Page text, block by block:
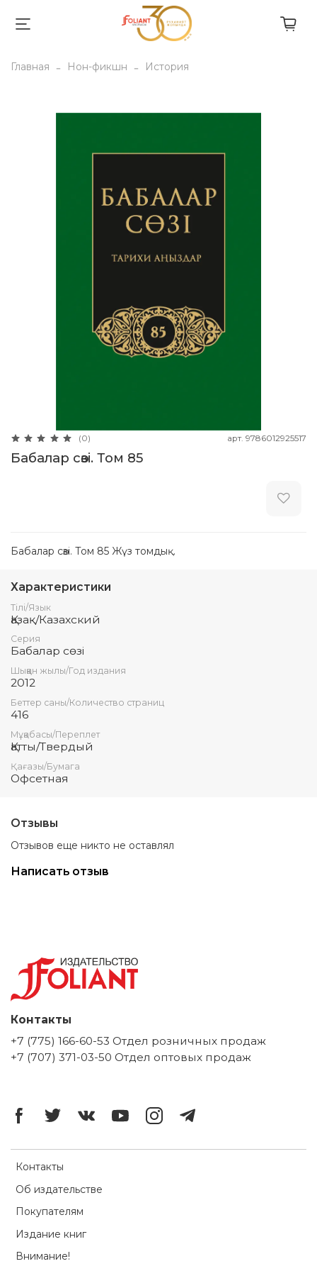
Главная Нон-фикшн История
(0) арт. 9786012925517
Бабалар сөзi. Том 85
Бабалар сөзi. Том 85 Жүз томдық.
Характеристики
Тілі/Язык
Қазақ/Казахский
Серия
Бабалар сөзi
Шыққан жылы/Год издания
2012
Беттер саны/Количество страниц
416
Мұқабасы/Переплет
Қатты/Твердый
Қағазы/Бумага
Офсетная
Отзывы
Отзывов еще никто не оставлял
Написать отзыв
Контакты
Об издательстве
Покупателям
Издание книг
Внимание!
Контакты
+7 (775) 166-60-53 Отдел розничных продаж
+7 (707) 371-03-50 Отдел оптовых продаж